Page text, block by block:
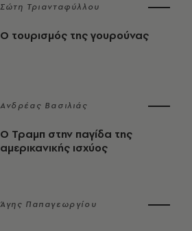
Σώτη Τριανταφύλλου
Ο τουρισμός της γουρούνας
Ανδρέας Βασιλιάς
Ο Τραμπ στην παγίδα της
αμερικανικής ισχύος
Άγης Παπαγεωργίου